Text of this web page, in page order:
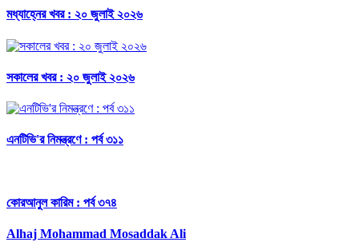
মধ্যাহ্নের খবর : ২০ জুলাই ২০২৬
সকালের খবর : ২০ জুলাই ২০২৬
এনটিভি'র নিমন্ত্রণে : পর্ব ৩১১
কোরআনুল কারিম : পর্ব ৩৭৪
Alhaj Mohammad Mosaddak Ali